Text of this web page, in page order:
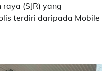
(SJR) yang
terdiri daripada Mobile